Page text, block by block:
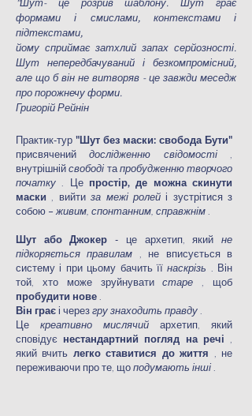
"Шут- це розрив шаблону.
Шут грає
формами і смислами, контекстами і
підтекстами,
йому сприймає затхлий запах серйозності.
Шут непередбачуваний і безкомпромісний,
але що б він не витворяв - це завжди меседж
про порожнечу форми.
Григорій Рейнін
Практик-тур "Шут без маски: свобода Бути"
присвяченийдослідженню свідомості,
внутрішнійсвободі тапробудженню творчого
початку . Це простір, де можна скинути
маски , вийтиза межі ролейі зустрітися з
собою – живим, спонтанним, справжнім
Шут або Джокер - це архетип, якийне
підкоряється правилам , не вписується в
систему і при цьому бачить їїнаскрізь . Він
той, хто може зруйнуватистаре , щоб
пробудити нове
Він грає і черезгру знаходить правду
Це креативно мислячий архетип, який
сповідує нестандартний погляд на речі
який вчить легко ставитися до життя , не
переживаючи про те, щоподумають інші